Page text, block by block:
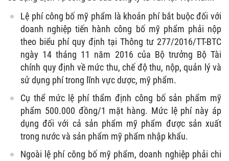
Lệ phí công bố mỹ phẩm là khoản phí bắt buộc đối với
doanh nghiệp tiến hành công bố mỹ phẩm phải nộp
theo biểu phí quy định tại Thông tư 277/2016/TT-BTC
ngày 14 tháng 11 năm 2016 của Bộ trưởng Bộ Tài
chính quy định về mức thu, chế độ thu, nộp, quản lý và
sử dụng phí trong lĩnh vực dược, mỹ phẩm.
Cụ thể mức lệ phí thẩm định công bố sản phẩm mỹ
phẩm 500.000 đồng/1 mặt hàng. Mức lệ phí này áp
dụng đối với cả sản phẩm mỹ phẩm được sản xuất
trong nước và sản phẩm mỹ phẩm nhập khẩu.
Ngoài lệ phí công bố mỹ phẩm, doanh nghiệp phải chi